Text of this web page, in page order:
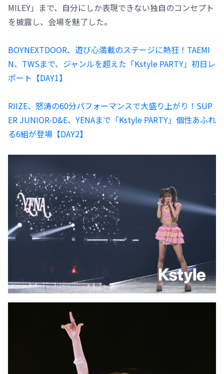
MILEY」まで、自分にしか表現できない独自のコンセプト
を披露し、会場を魅了した。
BOYNEXTDOOR、遊び心満載のステージに熱狂！TAEMI
N、TWSまで、ジャンルを超えた「Kstyle PARTY」初日レ
ポート【DAY1】
RIIZE、怒涛の60分パフォーマンスで大盛り上がり！SUP
ER JUNIOR-D&E、YENAまで「Kstyle PARTY」個性あふれ
る6組が登場【DAY2】